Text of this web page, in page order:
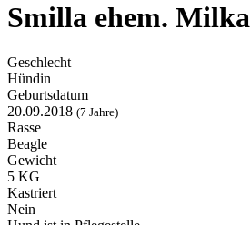
Smilla ehem. Milka
Geschlecht
Hündin
Geburtsdatum
20.09.2018 (7 Jahre)
Rasse
Beagle
Gewicht
5 KG
Kastriert
Nein